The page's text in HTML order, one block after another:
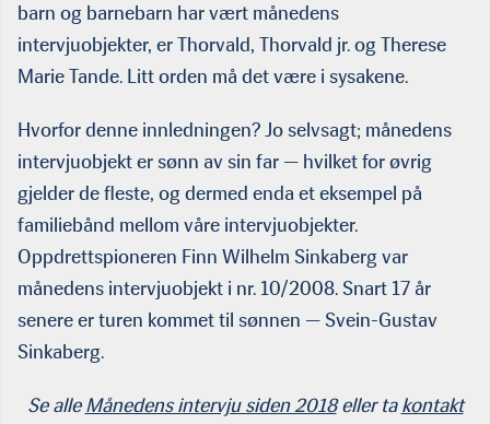
barn og barnebarn har vært månedens
intervjuobjekter, er Thorvald, Thorvald jr. og Therese
Marie Tande. Litt orden må det være i sysakene.
Hvorfor denne innledningen? Jo selvsagt; månedens
intervjuobjekt er sønn av sin far — hvilket for øvrig
gjelder de fleste, og dermed enda et eksempel på
familiebånd mellom våre intervjuobjekter.
Oppdrettspioneren Finn Wilhelm Sinkaberg var
månedens intervjuobjekt i nr. 10/2008. Snart 17 år
senere er turen kommet til sønnen — Svein-Gustav
Sinkaberg.
Se alleMånedens intervju siden 2018eller takontakt